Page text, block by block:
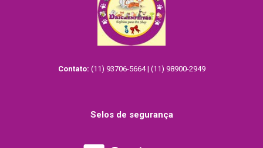
Contato: (11) 93706-5664 | (11) 98900-2949
Selos de segurança